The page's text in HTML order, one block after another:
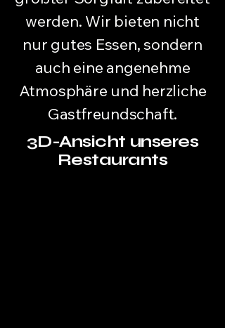
werden. Wir bieten nicht
nur gutes Essen, sondern
auch eine angenehme
Atmosphäre und herzliche
Gastfreundschaft.
3D-Ansicht unseres
Restaurants